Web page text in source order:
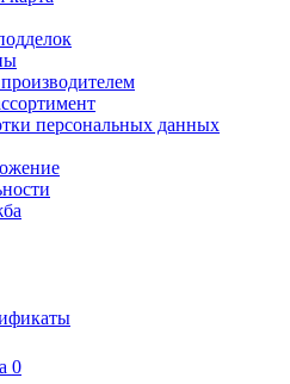
персональных данных
0